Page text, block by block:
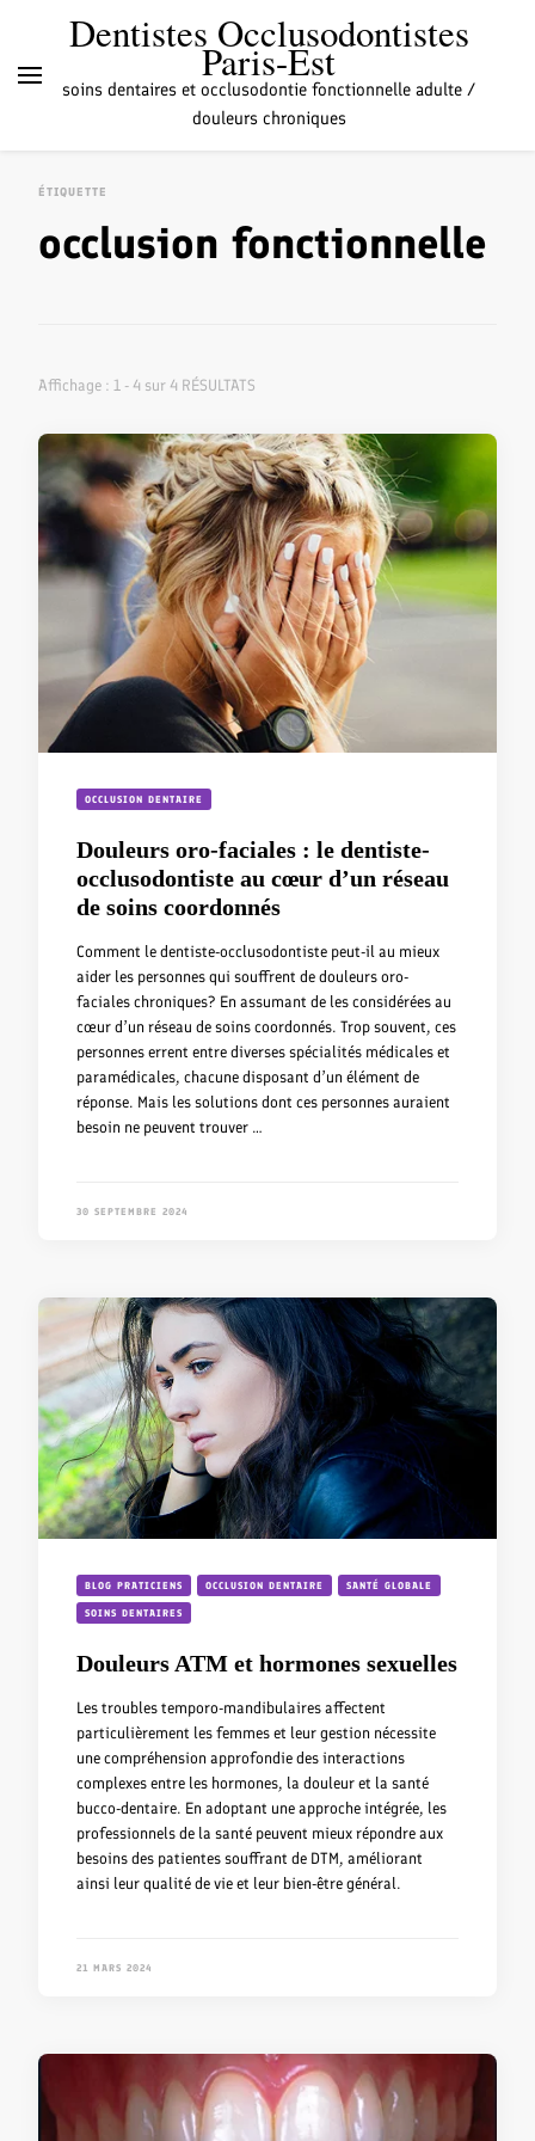
Dentistes Occlusodontistes
Paris-Est
soins dentaires et occlusodontie fonctionnelle adulte /
douleurs chroniques
ÉTIQUETTE
occlusion fonctionnelle
Affichage : 1 - 4 sur 4 RÉSULTATS
OCCLUSION DENTAIRE
Douleurs oro-faciales : le dentiste-
occlusodontiste au cœur d’un réseau
de soins coordonnés
Comment le dentiste-occlusodontiste peut-il au mieux
aider les personnes qui souffrent de douleurs oro-
faciales chroniques? En assumant de les considérées au
cœur d’un réseau de soins coordonnés. Trop souvent, ces
personnes errent entre diverses spécialités médicales et
paramédicales, chacune disposant d’un élément de
réponse. Mais les solutions dont ces personnes auraient
besoin ne peuvent trouver …
30 SEPTEMBRE 2024
BLOG PRATICIENS OCCLUSION DENTAIRE SANTÉ GLOBALE
SOINS DENTAIRES
Douleurs ATM et hormones sexuelles
Les troubles temporo-mandibulaires affectent
particulièrement les femmes et leur gestion nécessite
une compréhension approfondie des interactions
complexes entre les hormones, la douleur et la santé
bucco-dentaire. En adoptant une approche intégrée, les
professionnels de la santé peuvent mieux répondre aux
besoins des patientes souffrant de DTM, améliorant
ainsi leur qualité de vie et leur bien-être général.
21 MARS 2024